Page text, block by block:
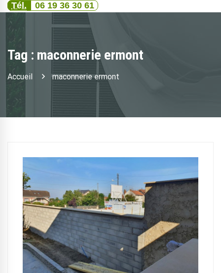
Tél. 06 19 36 30 61
Tag : maconnerie ermont
Accueil maconnerie ermont